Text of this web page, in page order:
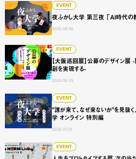
EVENT
夜ふかし大学 第三夜 「AI時代の
2026.08.06
夜ふかし大学 第三夜 「AI時代の教
EVENT
【大阪巡回展】公募のデザイン展 -
創を実現する-
2026.08.05
【大阪巡回展】公募のデザイン展 -
EVENT
"誰が来て、なぜ来ないか"を見
学 オンライン 特別編
2026.07.24
"誰が来て、なぜ来ないか"を見抜く
EVENT
人生をプロトタイプする展 次の当